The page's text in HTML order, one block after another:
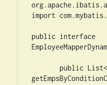
import
public interface